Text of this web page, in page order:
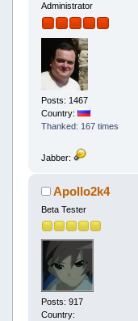
Administrator
Posts: 1467
Country:
Thanked: 167 times
Jabber:
Apollo2k4
Beta Tester
Posts: 917
Country: